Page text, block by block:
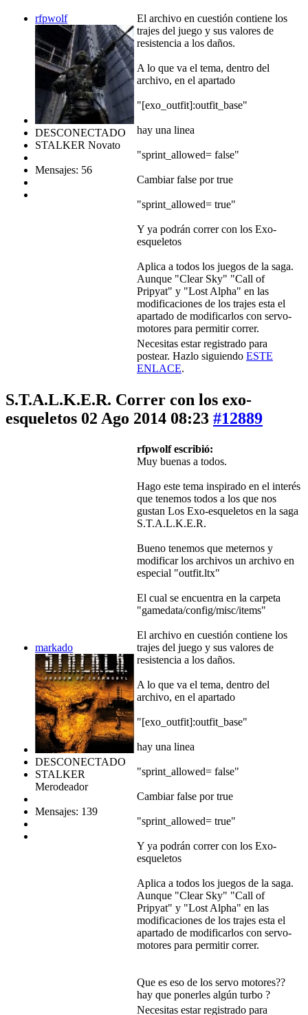
rfpwolf
DESCONECTADO
STALKER Novato
Mensajes: 56
El archivo en cuestión contiene los
trajes del juego y sus valores de
resistencia a los daños.
A lo que va el tema, dentro del
archivo, en el apartado
"[exo_outfit]:outfit_base"
hay una linea
"sprint_allowed= false"
Cambiar false por true
"sprint_allowed= true"
Y ya podrán correr con los Exo-
esqueletos
Aplica a todos los juegos de la saga.
Aunque "Clear Sky" "Call of
Pripyat" y "Lost Alpha" en las
modificaciones de los trajes esta el
apartado de modificarlos con servo-
motores para permitir correr.
Necesitas estar registrado para
postear. Hazlo siguiendo ESTE
ENLACE.
S.T.A.L.K.E.R. Correr con los exo-
esqueletos 02 Ago 2014 08:23 #12889
markado
DESCONECTADO
STALKER
Merodeador
Mensajes: 139
rfpwolf escribió:
Muy buenas a todos.
Hago este tema inspirado en el interés
que tenemos todos a los que nos
gustan Los Exo-esqueletos en la saga
S.T.A.L.K.E.R.
Bueno tenemos que meternos y
modificar los archivos un archivo en
especial "outfit.ltx"
El cual se encuentra en la carpeta
"gamedata/config/misc/items"
El archivo en cuestión contiene los
trajes del juego y sus valores de
resistencia a los daños.
A lo que va el tema, dentro del
archivo, en el apartado
"[exo_outfit]:outfit_base"
hay una linea
"sprint_allowed= false"
Cambiar false por true
"sprint_allowed= true"
Y ya podrán correr con los Exo-
esqueletos
Aplica a todos los juegos de la saga.
Aunque "Clear Sky" "Call of
Pripyat" y "Lost Alpha" en las
modificaciones de los trajes esta el
apartado de modificarlos con servo-
motores para permitir correr.
Que es eso de los servo motores??
hay que ponerles algún turbo ?
Necesitas estar registrado para